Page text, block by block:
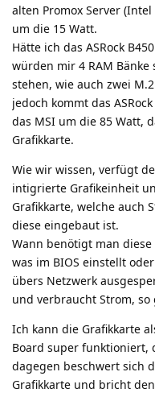
alten Promox Server (Intel
um die 15 Watt.
Hätte ich das ASRock
würden mir 4 RAM
stehen, wie auch zwei
jedoch kommt das
das MSI um die 85 Watt,
Grafikkarte.
Wie wir wissen, verfügt
intigrierte Grafikeinheit
Grafikkarte, welche auch
diese eingebaut ist.
Wann benötigt man
was im BIOS einstellt
übers Netzwerk
und verbraucht Strom,
Ich kann die Grafikkarte
Board super funktioniert,
dagegen beschwert sich
Grafikkarte und bricht